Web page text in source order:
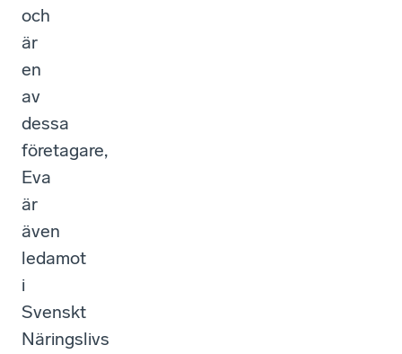
och
är
en
av
dessa
företagare,
Eva
är
även
ledamot
i
Svenskt
Näringslivs